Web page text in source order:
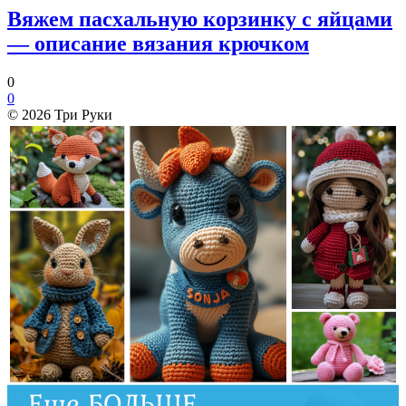
Вяжем пасхальную корзинку с яйцами
— описание вязания крючком
0
0
© 2026 Три Руки